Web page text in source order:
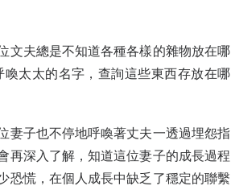
文夫總是不知道各種各樣的雜物放在哪
太太的名字，查詢這些東西存放在哪
妻子也不停地呼喚著丈夫一透過埋怨指
再深入了解，知道這位妻子的成長過程
恐慌，在個人成長中缺乏了穩定的聯繫